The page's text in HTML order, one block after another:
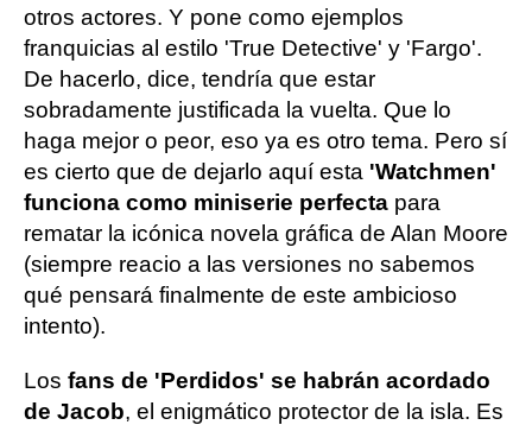
otros actores. Y pone como ejemplos
franquicias al estilo 'True Detective' y 'Fargo'.
De hacerlo, dice, tendría que estar
sobradamente justificada la vuelta. Que lo
haga mejor o peor, eso ya es otro tema. Pero sí
es cierto que de dejarlo aquí esta 'Watchmen'
funciona como miniserie perfecta para
rematar la icónica novela gráfica de Alan Moore
(siempre reacio a las versiones no sabemos
qué pensará finalmente de este ambicioso
intento).
Los fans de 'Perdidos' se habrán acordado
de Jacob, el enigmático protector de la isla. Es